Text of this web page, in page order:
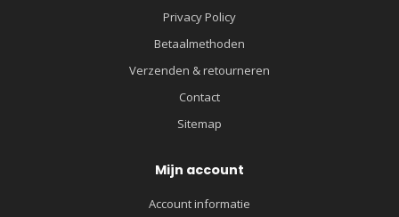
Privacy Policy
Betaalmethoden
Verzenden & retourneren
Contact
Sitemap
Mijn account
Account informatie